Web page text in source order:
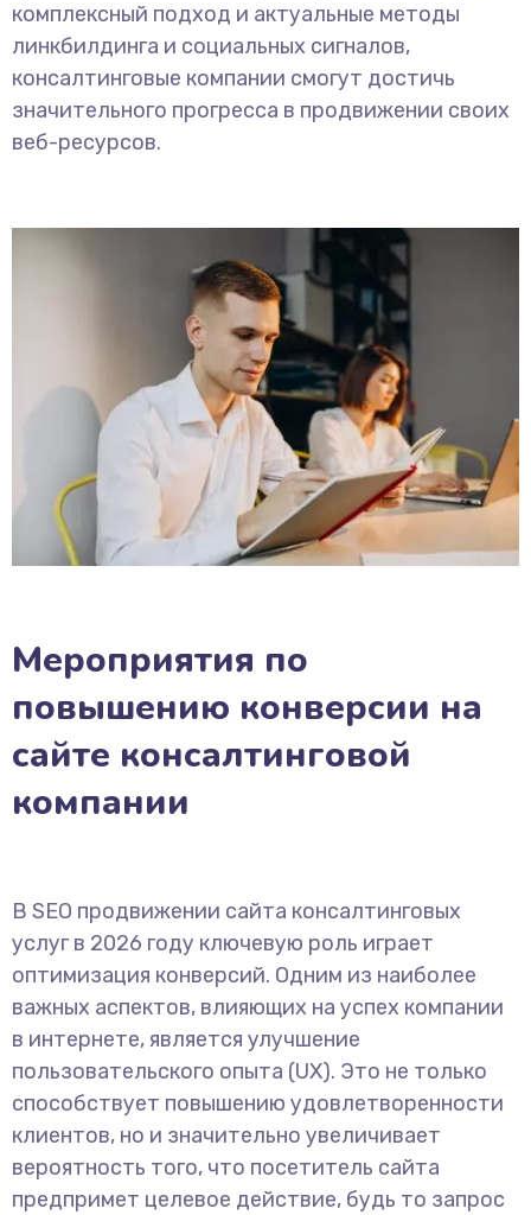
комплексный подход и актуальные методы
линкбилдинга и социальных сигналов,
консалтинговые компании смогут достичь
значительного прогресса в продвижении своих
веб-ресурсов.
Мероприятия по
повышению конверсии на
сайте консалтинговой
компании
В SEO продвижении сайта консалтинговых
услуг в 2026 году ключевую роль играет
оптимизация конверсий. Одним из наиболее
важных аспектов, влияющих на успех компании
в интернете, является улучшение
пользовательского опыта (UX). Это не только
способствует повышению удовлетворенности
клиентов, но и значительно увеличивает
вероятность того, что посетитель сайта
предпримет целевое действие, будь то запрос